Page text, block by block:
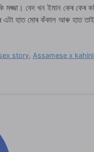
মজ্জা। বেদ খন ইমান কেৰ
হাত মোৰ কঁকাল আৰু হাত
story, Assamese x kahini